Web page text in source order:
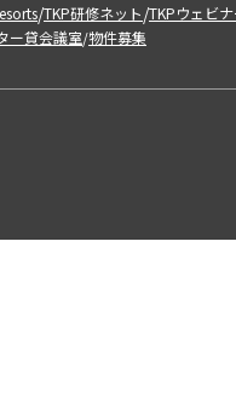
/TKP研修ネット/TKPウェビ
ー貸会議室/物件募集